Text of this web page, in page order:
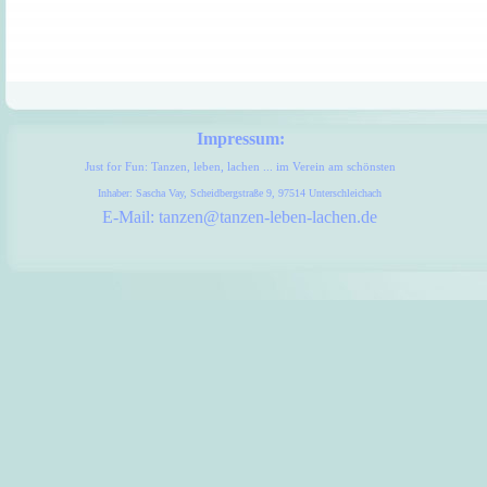
Impressum:
Just for Fun: Tanzen, leben, lachen ... im Verein am schönsten
Inhaber: Sascha Vay, Scheidbergstraße 9, 97514 Unterschleichach
E-Mail: tanzen@tanzen-leben-lachen.de